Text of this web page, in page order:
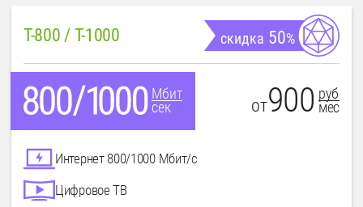
T-800 / T-1000 скидка 50%
Мбит
сек
от900 руб
мес
Интернет 800/1000 Мбит/с
Цифровое ТВ